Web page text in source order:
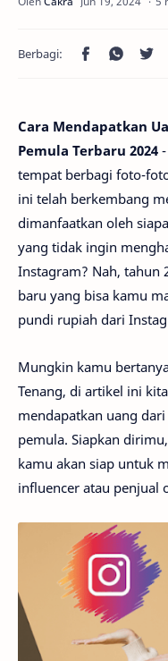
Cara Mendapatkan
Pemula Terbaru 2024
tempat berbagi foto-
ini telah berkembang
dimanfaatkan oleh
yang tidak ingin
Instagram? Nah, tahun
baru yang bisa kamu
pundi rupiah dari
Mungkin kamu
Tenang, di artikel ini
mendapatkan uang
pemula. Siapkan
kamu akan siap untuk
influencer atau penjual